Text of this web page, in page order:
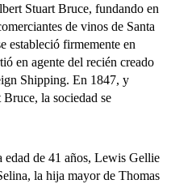
Stuart Bruce, fundando en
de vinos de Santa
estableció firmemente en
en agente del recién creado
Shipping. En 1847, y
la sociedad se
de 41 años, Lewis Gellie
la hija mayor de Thomas